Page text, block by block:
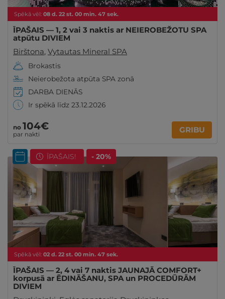
Spēkā vēl: 08 d. 22 st. 00 min. 46 sek.
ĪPAŠAIS — 1, 2 vai 3 naktis ar NEIEROBEŽOTU SPA
atpūtu DIVIEM
Birštona, Vytautas Mineral SPA
Brokastis
Neierobežota atpūta SPA zonā
DARBA DIENĀS
Ir spēkā līdz 23.12.2026
no 104€
par nakti GRIBU
Spēkā vēl: 02 d. 22 st. 00 min. 46 sek.
ĪPAŠAIS! - 20%
ĪPAŠAIS — 2, 4 vai 7 naktis JAUNAJĀ COMFORT+
korpusā ar ĒDINĀŠANU, SPA un PROCEDŪRĀM
DIVIEM